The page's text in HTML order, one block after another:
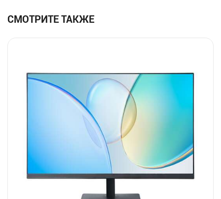
СМОТРИТЕ ТАКЖЕ